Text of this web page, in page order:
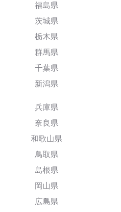
福島県
茨城県
栃木県
群馬県
千葉県
新潟県
兵庫県
奈良県
和歌山県
鳥取県
島根県
岡山県
広島県